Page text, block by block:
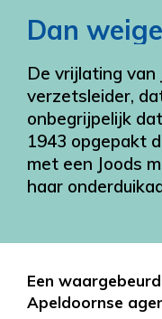
Dan
De vrijlating van
verzetsleider,
onbegrijpelijk
1943 opgepakt
met een Joods
haar
Een
Apeldoornse